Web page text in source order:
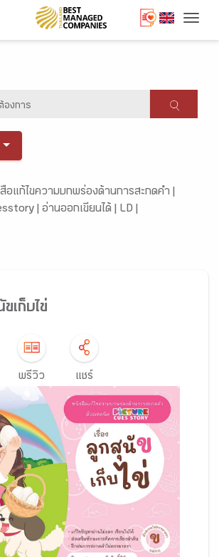
อแก้ไขความบกพร่องด้านการสะกดคำ |
| อ่านออกเขียนได้ | LD |
เก็บไข่
พรีวิว แชร์